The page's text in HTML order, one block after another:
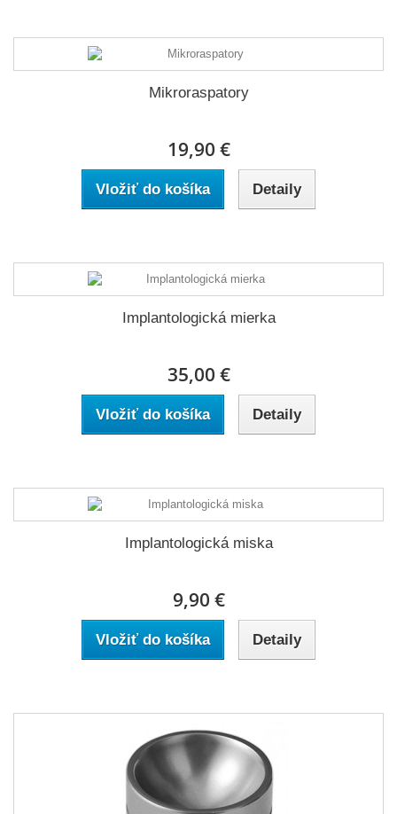
Mikroraspatory
19,90 €
Vložiť do košíka Detaily
Implantologická mierka
35,00 €
Vložiť do košíka Detaily
Implantologická miska
9,90 €
Vložiť do košíka Detaily